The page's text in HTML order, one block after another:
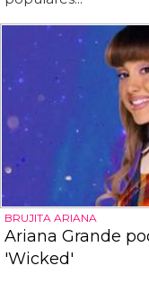
BRUJITA ARIANA
Ariana Grande
'Wicked'